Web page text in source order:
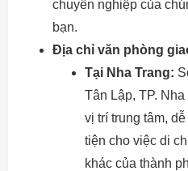
chuyên nghiệp của
bạn.
Địa chỉ văn phòng
Tại Nha Trang:
Tân Lập, TP.
vị trí trung tâm,
tiện cho việc di
khác của thành